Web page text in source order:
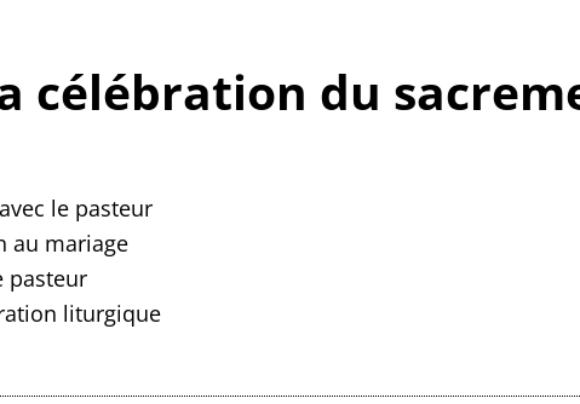
célébration du
le pasteur
au mariage
pasteur
liturgique